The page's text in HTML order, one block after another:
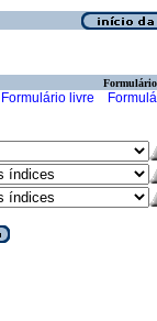
Formulário livre